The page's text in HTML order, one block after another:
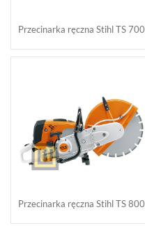
Przecinarka ręczna Stihl TS 700
Przecinarka ręczna Stihl TS 800